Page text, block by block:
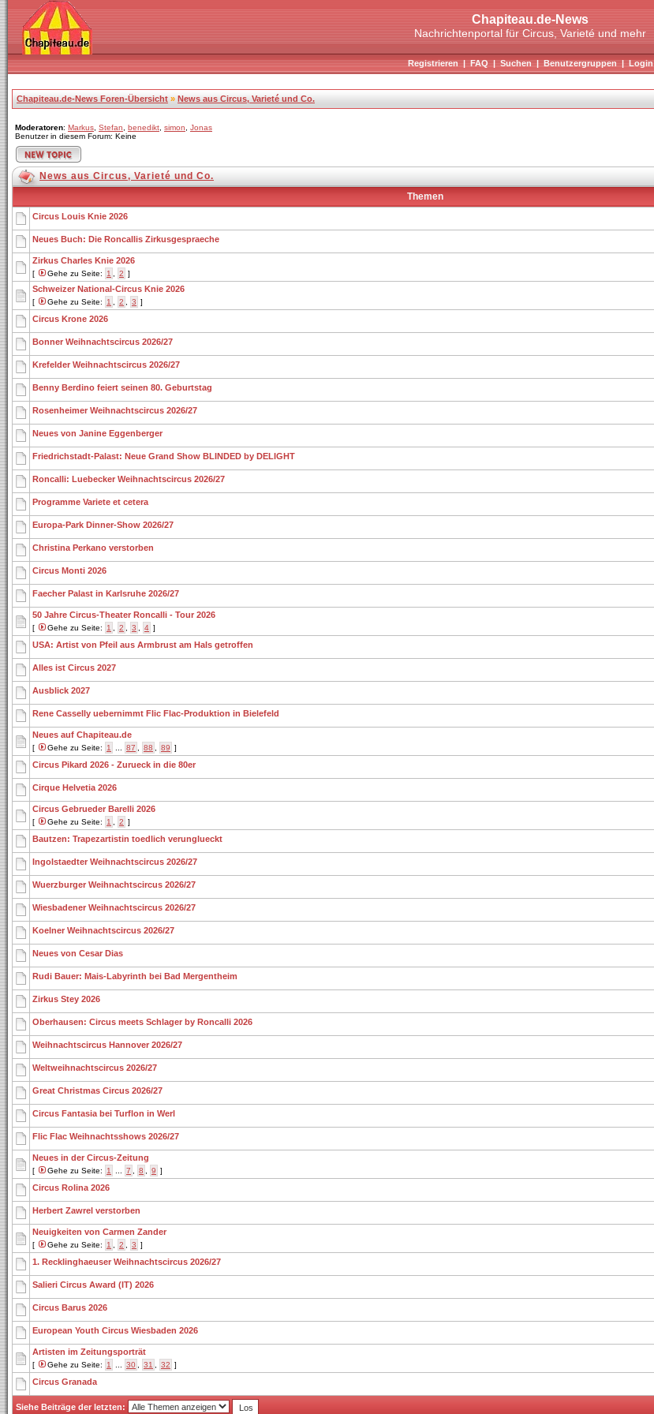
Chapiteau.de-News
Nachrichtenportal für Circus, Varieté und mehr
Registrieren|FAQ|Suchen|Benutzergruppen|Login
Chapiteau.de-News Foren-Übersicht » News aus Circus, Varieté und Co.
Moderatoren: Markus Stefan benedikt simon
Jonas
Benutzer in diesem Forum: Keine
News aus Circus, Varieté und Co.
Themen
Circus Louis Knie 2026
Neues Buch: Die Roncallis Zirkusgespraeche
Zirkus Charles Knie 2026
[ Gehe zu Seite: 1 2 ]
Schweizer National-Circus Knie 2026
[ Gehe zu Seite: 1 2 3 ]
Circus Krone 2026
Bonner Weihnachtscircus 2026/27
Krefelder Weihnachtscircus 2026/27
Benny Berdino feiert seinen 80. Geburtstag
Rosenheimer Weihnachtscircus 2026/27
Neues von Janine Eggenberger
Friedrichstadt-Palast: Neue Grand Show BLINDED by DELIGHT
Roncalli: Luebecker Weihnachtscircus 2026/27
Programme Variete et cetera
Europa-Park Dinner-Show 2026/27
Christina Perkano verstorben
Circus Monti 2026
Faecher Palast in Karlsruhe 2026/27
50 Jahre Circus-Theater Roncalli - Tour 2026
[ Gehe zu Seite: 1 2 3 4 ]
USA: Artist von Pfeil aus Armbrust am Hals getroffen
Alles ist Circus 2027
Ausblick 2027
Rene Casselly uebernimmt Flic Flac-Produktion in Bielefeld
Neues auf Chapiteau.de
[ Gehe zu Seite: 1 87 88 89 ]
Circus Pikard 2026 - Zurueck in die 80er
Cirque Helvetia 2026
Circus Gebrueder Barelli 2026
[ Gehe zu Seite: 1 2 ]
Bautzen: Trapezartistin toedlich verunglueckt
Ingolstaedter Weihnachtscircus 2026/27
Wuerzburger Weihnachtscircus 2026/27
Wiesbadener Weihnachtscircus 2026/27
Koelner Weihnachtscircus 2026/27
Neues von Cesar Dias
Rudi Bauer: Mais-Labyrinth bei Bad Mergentheim
Zirkus Stey 2026
Oberhausen: Circus meets Schlager by Roncalli 2026
Weihnachtscircus Hannover 2026/27
Weltweihnachtscircus 2026/27
Great Christmas Circus 2026/27
Circus Fantasia bei Turflon in Werl
Flic Flac Weihnachtsshows 2026/27
Neues in der Circus-Zeitung
[ Gehe zu Seite: 1 7 8 9 ]
Circus Rolina 2026
Herbert Zawrel verstorben
Neuigkeiten von Carmen Zander
[ Gehe zu Seite: 1 2 3 ]
1. Recklinghaeuser Weihnachtscircus 2026/27
Salieri Circus Award (IT) 2026
Circus Barus 2026
European Youth Circus Wiesbaden 2026
Artisten im Zeitungsporträt
[ Gehe zu Seite: 1 30 31 32 ]
Circus Granada
Siehe Beiträge der letzten: